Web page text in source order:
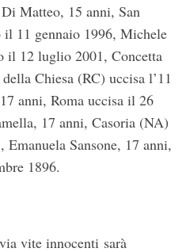
Matteo, 15 anni, San
il 11 gennaio 1996, Michele
il 12 luglio 2001, Concetta
Chiesa (RC) uccisa l’11
anni, Roma uccisa il 26
17 anni, Casoria (NA)
Sansone, 17 anni,
1896.
vite innocenti sarà